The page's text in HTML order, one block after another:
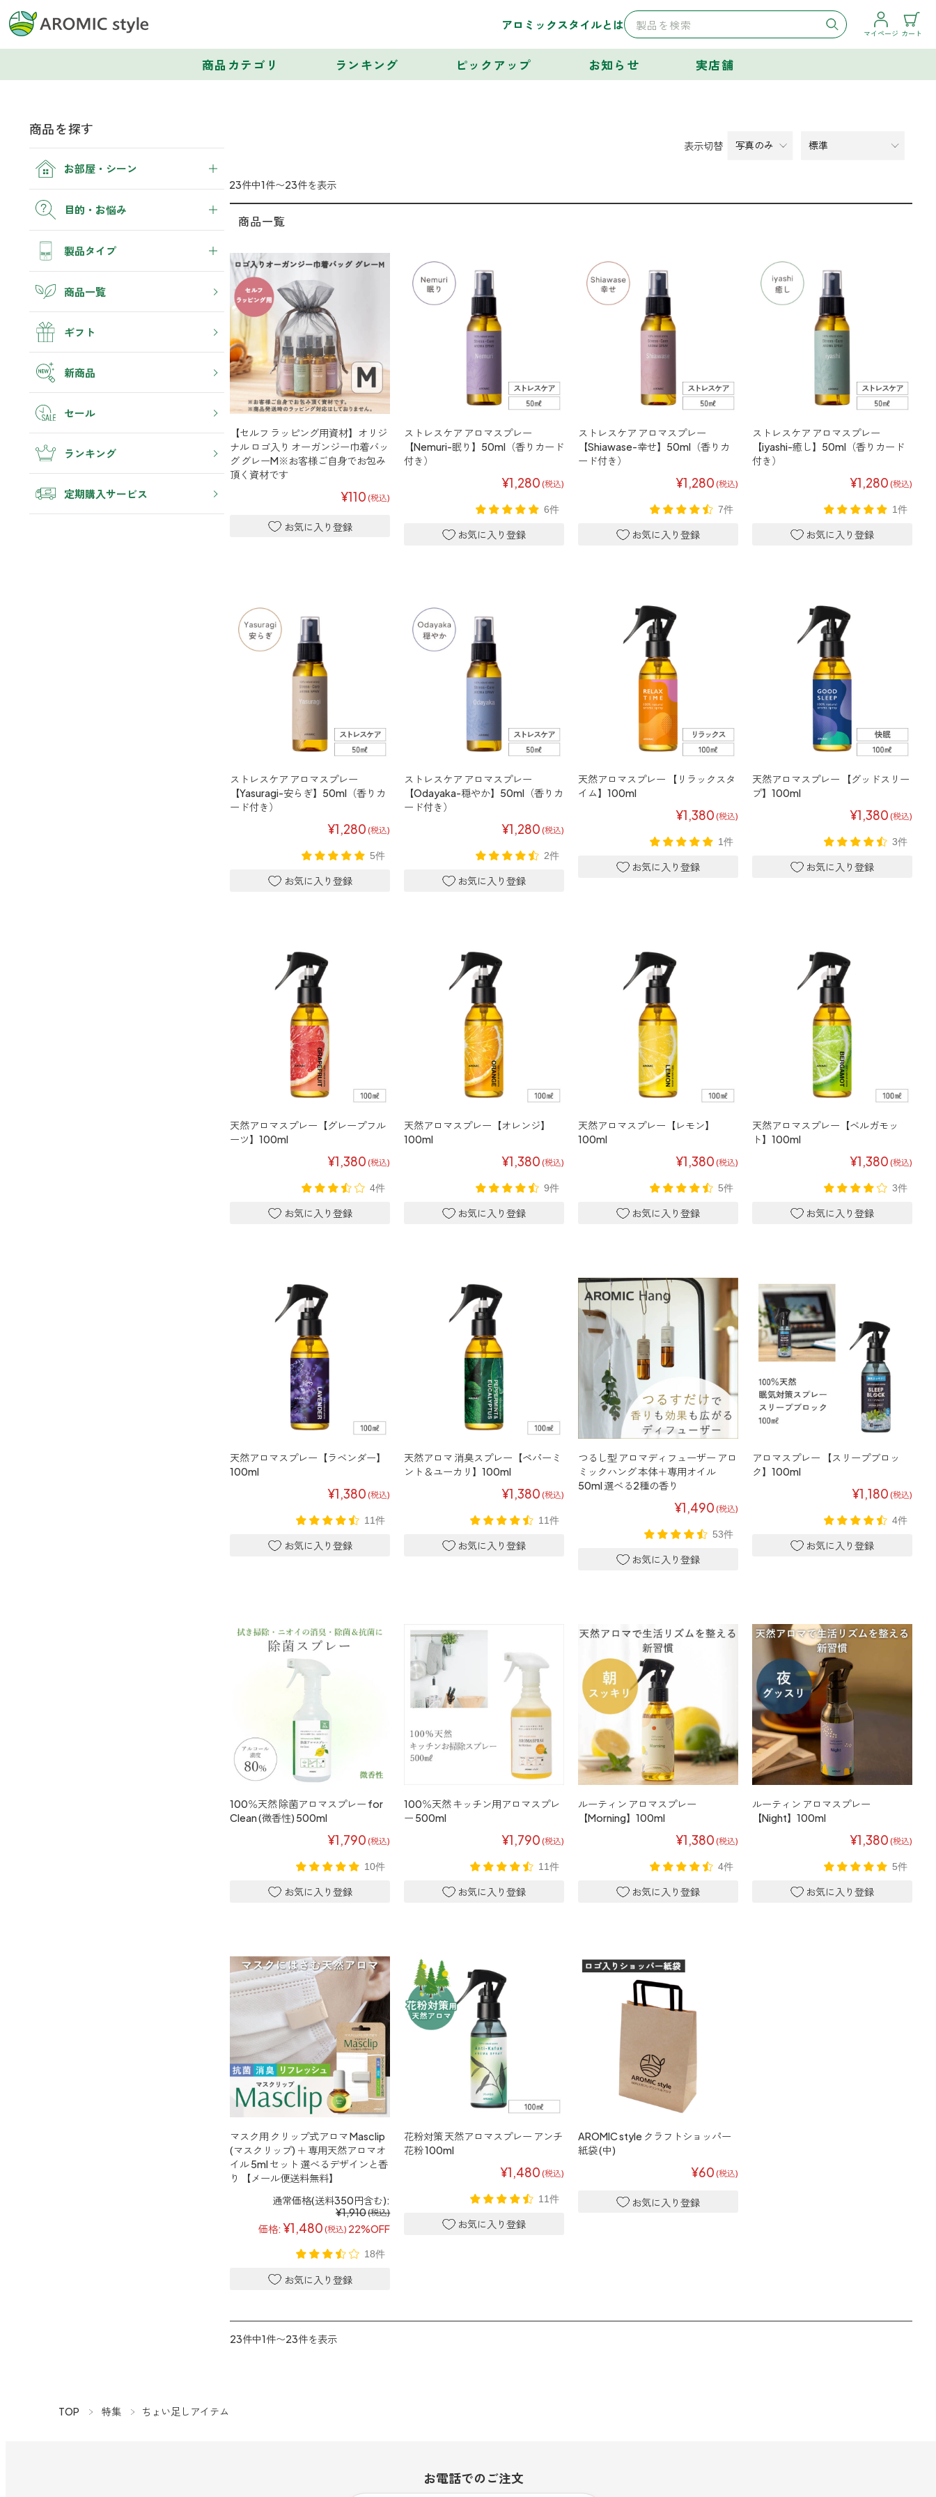
アロミックスタイルとは
マイページ カート
商品カテゴリ ランキング ピックアップ お知らせ 実店舗
商品を探す
お部屋・シーン
トイレ
寝室
ぐっすり眠れる空間にしたい
リビング
ホッと安らげる空間にしたい
衣類を守り清潔な空間にしたい
キッチン・水まわり
車内
ドライブ時間を快適にしたい
目的・お悩み
消臭
くつ
ゴミ箱・生ゴミ
汗・デオドラント
リラックス
マスク・花粉対策
抗菌・抗ウイルス
製品タイプ
アロマディフューザー
4畳まで対応
ティーアロマ
どこでも
アロミック・ミニ
アロミック・ハング
6畳まで対応
トイレ用
消臭
ティーアロマ
衣類・ファブリック用
アロミックデオ
アロミックデオ
(冷寒)
ギフト
その他
マスククリップ
商品一覧
ギフト
新商品
セール
ランキング
定期購入サービス
表示切替
23件中1件〜23件を表示
商品一覧
【セルフ ラッピング用資材】オリジ
ナル ロゴ入り オーガンジー巾着バッ
グ グレーM※お客様ご自身でお包み
頂く資材です
¥110 (税込)
ストレスケア アロマスプレー
【Nemuri-眠り】50ml（香りカード
付き）
¥1,280 (税込)
6件
ストレスケア アロマスプレー
【Shiawase-幸せ】50ml（香りカ
ード付き）
¥1,280 (税込)
7件
ストレスケア アロマスプレー
【iyashi-癒し】50ml（香りカード
付き）
¥1,280 (税込)
1件
ストレスケア アロマスプレー
【Yasuragi-安らぎ】50ml（香りカ
ード付き）
¥1,280 (税込)
5件
ストレスケア アロマスプレー
【Odayaka-穏やか】50ml（香りカ
ード付き）
¥1,280 (税込)
2件
天然アロマスプレー 【リラックスタ
イム】100ml
¥1,380 (税込)
1件
天然アロマスプレー 【グッドスリー
プ】100ml
¥1,380 (税込)
3件
天然アロマスプレー【グレープフル
ーツ】100ml
¥1,380 (税込)
4件
天然アロマスプレー【オレンジ】
100ml
¥1,380 (税込)
9件
天然アロマスプレー【レモン】
100ml
¥1,380 (税込)
5件
天然アロマスプレー【ベルガモッ
ト】100ml
¥1,380 (税込)
3件
天然アロマスプレー【ラベンダー】
100ml
¥1,380 (税込)
11件
天然アロマ 消臭スプレー【ペパーミ
ント＆ユーカリ】100ml
¥1,380 (税込)
11件
つるし型 アロマディフューザー アロ
ミックハング 本体＋専用オイル
50ml 選べる2種の香り
¥1,490 (税込)
53件
アロマスプレー 【スリープブロッ
ク】100ml
¥1,180 (税込)
4件
100％天然 除菌アロマスプレー for
Clean (微香性) 500ml
¥1,790 (税込)
10件
100％天然 キッチン用アロマスプレ
ー 500ml
¥1,790 (税込)
11件
ルーティン アロマスプレー
【Morning】100ml
¥1,380 (税込)
4件
ルーティン アロマスプレー
【Night】100ml
¥1,380 (税込)
5件
マスク用 クリップ式アロマ Masclip
(マスクリップ) ＋ 専用天然アロマオ
イル 5ml セット 選べるデザインと香
り 【メール便送料無料】
通常価格(送料350円含む):
¥1,910(税込)
価格:¥1,480 (税込) 22%OFF
18件
花粉対策 天然アロマスプレー アンチ
花粉 100ml
¥1,480 (税込)
11件
AROMIC style クラフトショッパー
紙袋 (中)
¥60 (税込)
23件中1件〜23件を表示
TOP 特集 ちょい足しアイテム
お電話でのご注文